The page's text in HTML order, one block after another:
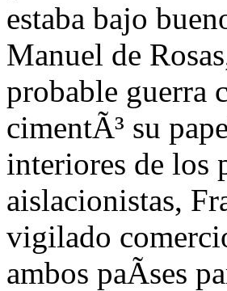
estaba bajo
Manuel de
probable guerra
cimentÃ³ su
interiores de los
aislacionistas,
vigilado
ambos paÃ­ses